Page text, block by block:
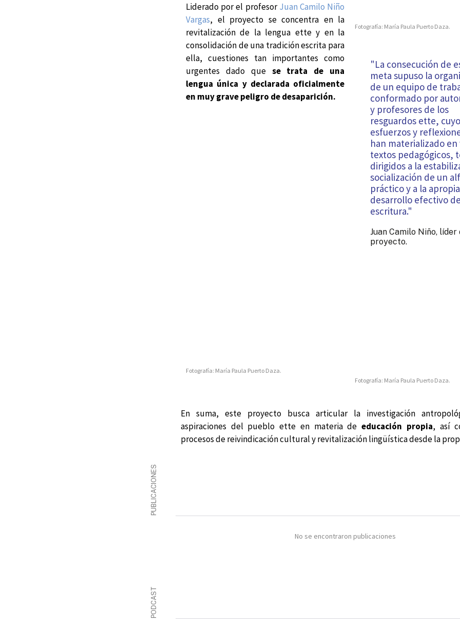
Liderado por el profesorJuan Camilo Niño
Vargas, el proyecto se concentra en la
revitalización de la lengua ette y en la
consolidación de una tradición escrita para
ella, cuestiones tan importantes como
urgentes dado que se trata de una
lengua única y declarada oficialmente
en muy grave peligro de desaparición.
Fotografía: María Paula Puerto Daza.
Fotografía: María Paula Puerto Daza.
"La consecución de
meta supuso la
de un equipo de
conformado por
y profesores de los
resguardos ette,
esfuerzos y
han materializado en
textos pedagógicos,
dirigidos a la
socialización de un
práctico y a la
desarrollo efectivo
escritura."
Juan Camilo Niño, líder
proyecto.
Fotografía: María Paula Puerto Daza.
En suma, este proyecto busca articular la investigación
aspiraciones del pueblo ette en materia deeducación propia, así
procesos de reivindicación cultural y revitalización lingüística desde la
PUBLICACIONES
No se encontraron publicaciones
PODCAST